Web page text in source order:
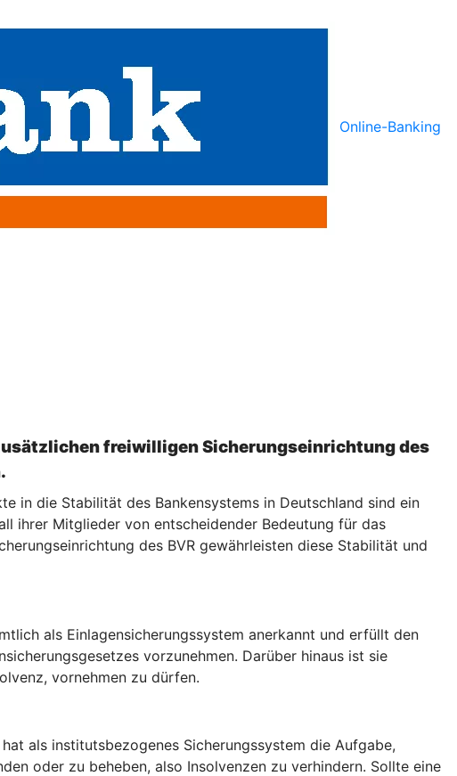
Online-Banking
freiwilligen Sicherungseinrichtung des
in die Stabilität des Bankensystems in Deutschland sind ein
ihrer Mitglieder von entscheidender Bedeutung für das
des BVR gewährleisten diese Stabilität und
als Einlagensicherungssystem anerkannt und erfüllt den
vorzunehmen. Darüber hinaus ist sie
vornehmen zu dürfen.
als institutsbezogenes Sicherungssystem die Aufgabe,
oder zu beheben, also Insolvenzen zu verhindern. Sollte eine